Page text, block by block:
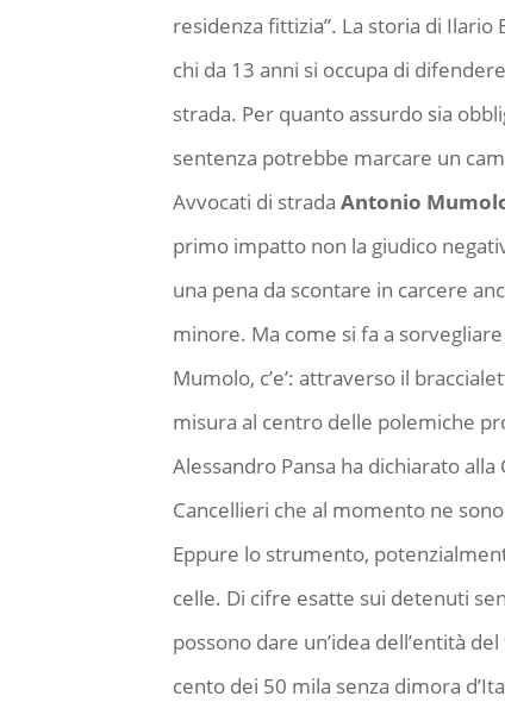
residenza fittizia”. La storia di Ilario
chi da 13 anni si occupa di
strada. Per quanto assurdo sia
sentenza potrebbe marcare un
Avvocati di strada Antonio
primo impatto non la giudico
una pena da scontare in carcere
minore. Ma come si fa a
Mumolo, c’e’: attraverso il
misura al centro delle polemiche
Alessandro Pansa ha dichiarato
Cancellieri che al momento ne
Eppure lo strumento,
celle. Di cifre esatte sui detenuti
possono dare un’idea dell’entità
cento dei 50 mila senza dimora